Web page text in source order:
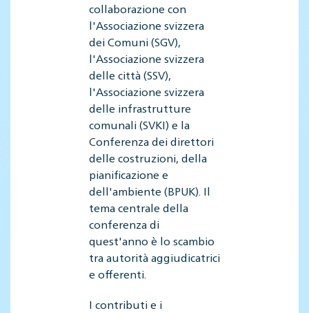
collaborazione con
l'Associazione svizzera
dei Comuni (SGV),
l'Associazione svizzera
delle città (SSV),
l'Associazione svizzera
delle infrastrutture
comunali (SVKI) e la
Conferenza dei direttori
delle costruzioni, della
pianificazione e
dell'ambiente (BPUK). Il
tema centrale della
conferenza di
quest'anno è lo scambio
tra autorità aggiudicatrici
e offerenti.
I contributi e i